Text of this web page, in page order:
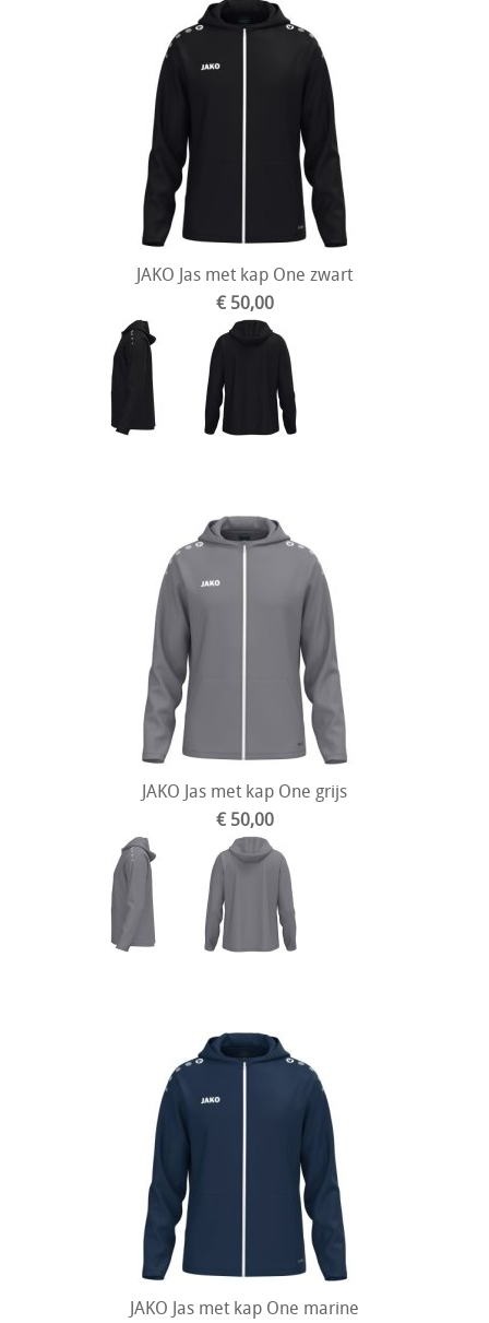
JAKO Jas met kap One zwart
€ 50,00
JAKO Jas met kap One grijs
€ 50,00
JAKO Jas met kap One marine